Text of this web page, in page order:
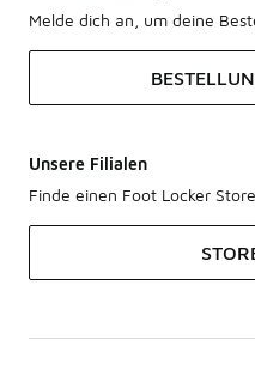
Melde dich an, um deine
Unsere Filialen
Finde einen Foot Locker